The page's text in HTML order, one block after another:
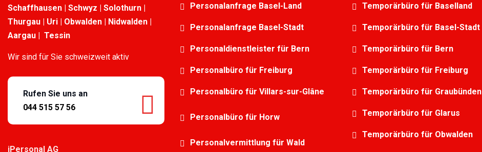
Schaffhausen | Schwyz | Solothurn |
Thurgau | Uri | Obwalden | Nidwalden |
Aargau | Tessin
Wir sind für Sie schweizweit aktiv
Rufen Sie uns an
044 515 57 56
iPersonal AG
Personalanfrage Basel-Land
Personalanfrage Basel-Stadt
Personaldienstleister für Bern
Personalbüro für Freiburg
Personalbüro für Villars-sur-Glâne
Personalbüro für Horw
Personalvermittlung für Wald
Temporärbüro für Baselland
Temporärbüro für Basel-Stadt
Temporärbüro für Bern
Temporärbüro für Freiburg
Temporärbüro für Graubünden
Temporärbüro für Glarus
Temporärbüro für Obwalden